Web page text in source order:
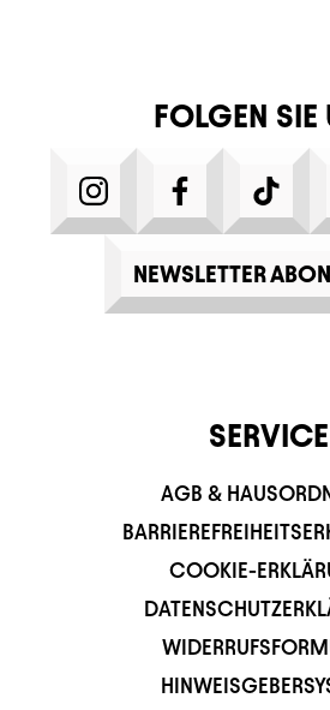
FOLGEN SIE
INSTAGRAMFACEBOOK
NEWSLETTER
SERVICE
AGB &
COOKIE-